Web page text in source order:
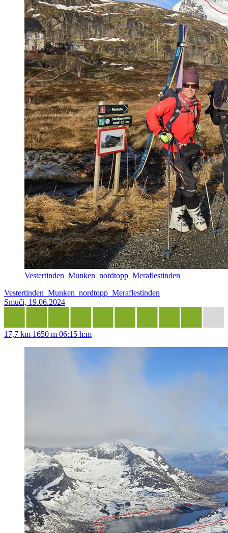
Vestertinden_Munken_nordtopp_Meraflestinden
Vestertinden_Munken_nordtopp_Meraflestinden
Smuči, 19.06.2024
17,7 km 1650 m 06:15 h:m